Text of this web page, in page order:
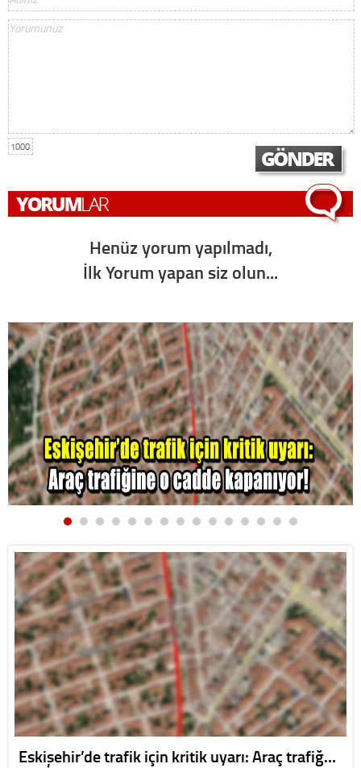
1000
Henüz yorum yapılmadı,
İlk Yorum yapan siz olun...
Eskişehir’de trafik için kritik uyarı: Araç trafiğ…